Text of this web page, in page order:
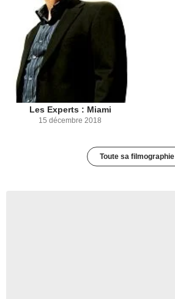
Les Experts : Miami
15 décembre 2018
Toute sa filmographie